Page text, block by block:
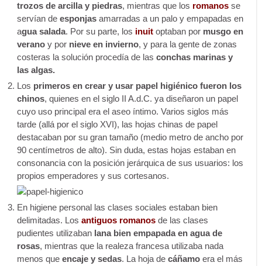
trozos de arcilla y piedras, mientras que los romanos se
servían deesponjas amarradas a un palo y empapadas en
agua salada. Por su parte, los inuit optaban por musgo en
verano y por nieve en invierno, y para la gente de zonas
costeras la solución procedía de lasconchas marinas y
las algas.
Los primeros en crear y usar papel higiénico fueron los
chinos, quienes en el siglo II A.d.C. ya diseñaron un papel
cuyo uso principal era el aseo íntimo. Varios siglos más
tarde (allá por el siglo XVI), las hojas chinas de papel
destacaban por su gran tamaño (medio metro de ancho por
90 centímetros de alto). Sin duda, estas hojas estaban en
consonancia con la posición jerárquica de sus usuarios: los
propios emperadores y sus cortesanos.
En higiene personal las clases sociales estaban bien
delimitadas. Losantiguos romanos de las clases
pudientes utilizaban lana bien empapada en agua de
rosas, mientras que la realeza francesa utilizaba nada
menos queencaje y sedas. La hoja decáñamo era el más